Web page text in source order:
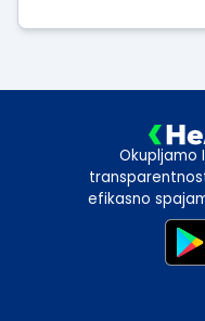
Okupljamo
efikasno